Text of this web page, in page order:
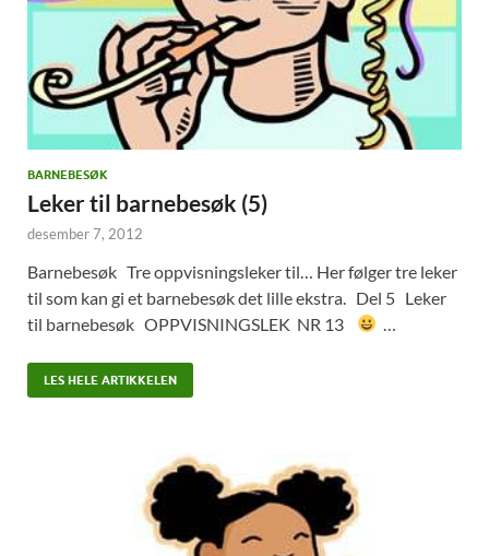
BARNEBESØK
Leker til barnebesøk (5)
desember 7, 2012
Barnebesøk Tre oppvisningsleker til… Her følger tre leker
til som kan gi et barnebesøk det lille ekstra. Del 5 Leker
til barnebesøk OPPVISNINGSLEK NR 13
LES HELE ARTIKKELEN